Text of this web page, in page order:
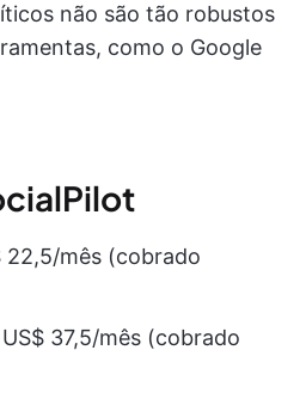
não são tão robustos
como o Google
22,5/mês (cobrado
37,5/mês (cobrado